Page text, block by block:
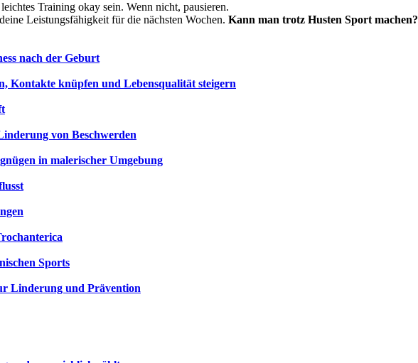
Training okay sein. Wenn nicht, pausieren.
Leistungsfähigkeit für die nächsten Wochen. Kann man trotz Husten Sport machen?
nach der Geburt
Kontakte knüpfen und Lebensqualität steigern
von Beschwerden
in malerischer Umgebung
Sports
Linderung und Prävention